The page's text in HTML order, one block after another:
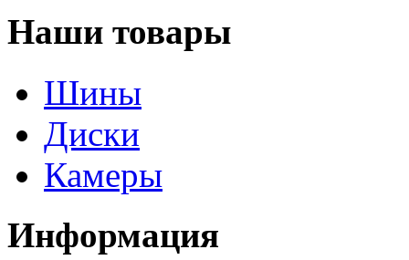
Наши товары
Шины
Диски
Камеры
Информация